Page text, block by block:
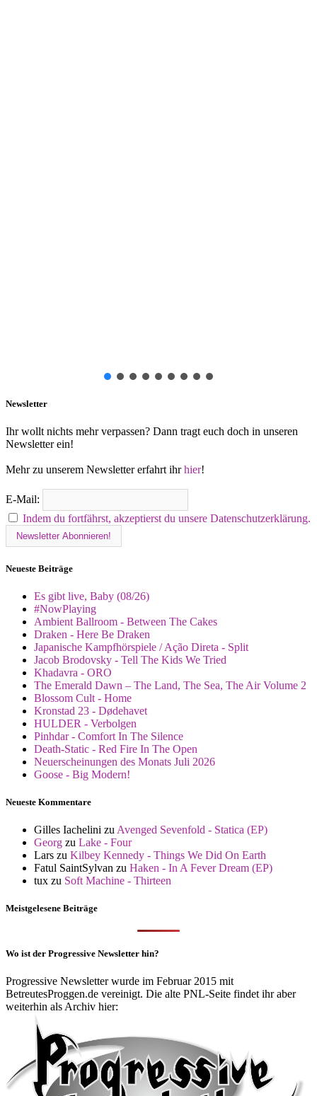
Newsletter
Ihr wollt nichts mehr verpassen? Dann tragt euch doch in unseren
Newsletter ein!
Mehr zu unserem Newsletter erfahrt ihrhier!
E-Mail:
Indem du fortfährst, akzeptierst du unsere Datenschutzerklärung.
Neueste Beiträge
Es gibt live, Baby (08/26)
#NowPlaying
Ambient Ballroom - Between The Cakes
Draken - Here Be Draken
Japanische Kampfhörspiele / Ação Direta - Split
Jacob Brodovsky - Tell The Kids We Tried
Khadavra - ORO
The Emerald Dawn – The Land, The Sea, The Air Volume 2
Blossom Cult - Home
Kronstad 23 - Dødehavet
HULDER - Verbolgen
Pinhdar - Comfort In The Silence
Death-Static - Red Fire In The Open
Neuerscheinungen des Monats Juli 2026
Goose - Big Modern!
Neueste Kommentare
Gilles Iachelini zu Avenged Sevenfold - Statica (EP)
Georg zu Lake - Four
Lars zu Kilbey Kennedy - Things We Did On Earth
Fatul SaintSylvan zu Haken - In A Fever Dream (EP)
tux zu Soft Machine - Thirteen
Meistgelesene Beiträge
Wo ist der Progressive Newsletter hin?
Progressive Newsletter wurde im Februar 2015 mit
BetreutesProggen.de vereinigt. Die alte PNL-Seite findet ihr aber
weiterhin als Archiv hier: